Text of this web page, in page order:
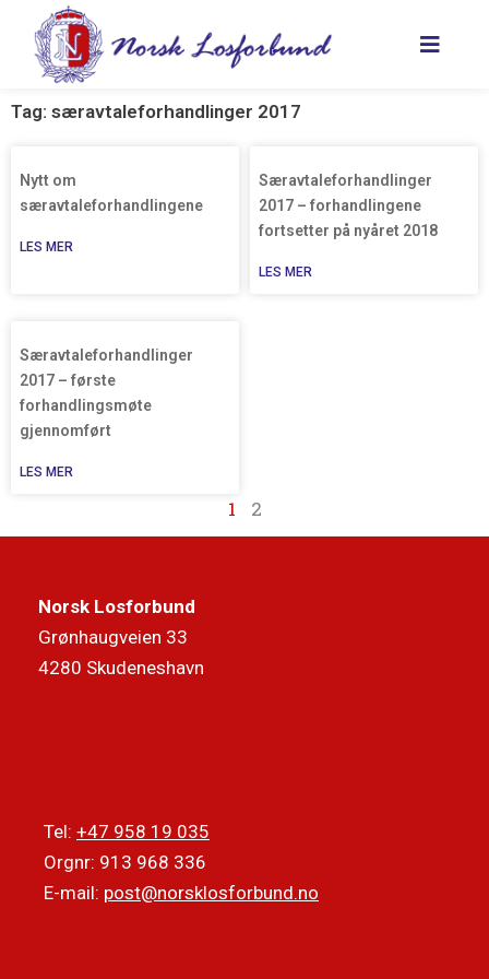
innholdet
Tag: særavtaleforhandlinger 2017
Nytt om
særavtaleforhandlingene
LES MER
Særavtaleforhandlinger
2017 – forhandlingene
fortsetter på nyåret 2018
LES MER
Særavtaleforhandlinger
2017 – første
forhandlingsmøte
gjennomført
LES MER
1 2
Norsk Losforbund
Grønhaugveien 33
4280 Skudeneshavn
Tel: +47 958 19 035
Orgnr: 913 968 336
E-mail: post@norsklosforbund.no